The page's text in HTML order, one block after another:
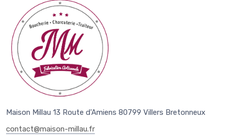
Maison Millau 13 Route d'Amiens 80799 Villers Bretonneux
contact@maison-millau.fr